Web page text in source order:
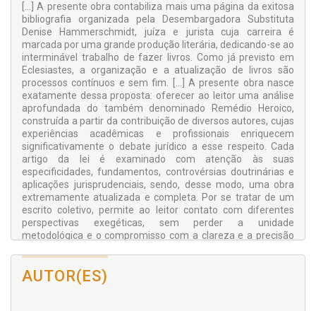
[...] A presente obra contabiliza mais uma página da exitosa
bibliografia organizada pela Desembargadora Substituta
Denise Hammerschmidt, juíza e jurista cuja carreira é
marcada por uma grande produção literária, dedicando-se ao
interminável trabalho de fazer livros. Como já previsto em
Eclesiastes, a organização e a atualização de livros são
processos contínuos e sem fim. [...] A presente obra nasce
exatamente dessa proposta: oferecer ao leitor uma análise
aprofundada do também denominado Remédio Heroico,
construída a partir da contribuição de diversos autores, cujas
experiências acadêmicas e profissionais enriquecem
significativamente o debate jurídico a esse respeito. Cada
artigo da lei é examinado com atenção às suas
especificidades, fundamentos, controvérsias doutrinárias e
aplicações jurisprudenciais, sendo, desse modo, uma obra
extremamente atualizada e completa. Por se tratar de um
escrito coletivo, permite ao leitor contato com diferentes
perspectivas exegéticas, sem perder a unidade
metodológica e o compromisso com a clareza e a precisão
Sérgio Luíz Kukina
Ministro do Superior Tribunal de Justiça.
AUTOR(ES)